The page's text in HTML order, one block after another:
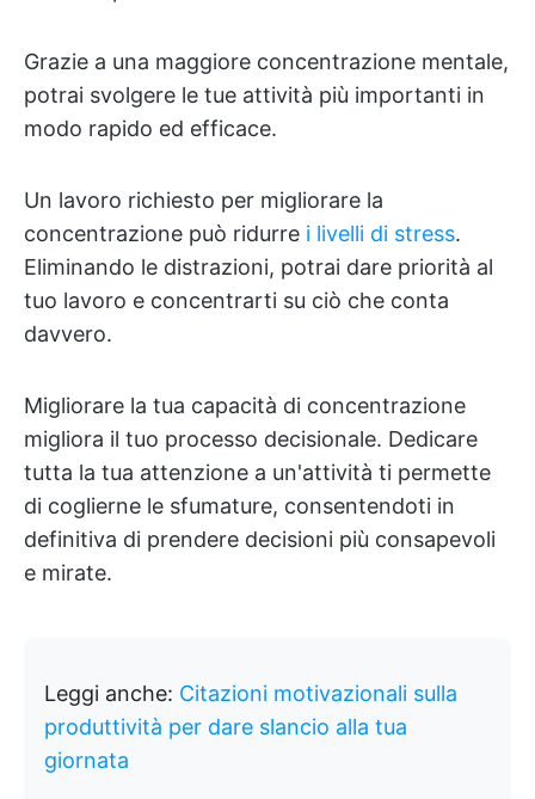
Grazie a una maggiore concentrazione mentale,
potrai svolgere le tue attività più importanti in
modo rapido ed efficace.
Un lavoro richiesto per migliorare la
concentrazione può ridurre i livelli di stress.
Eliminando le distrazioni, potrai dare priorità al
tuo lavoro e concentrarti su ciò che conta
davvero.
Migliorare la tua capacità di concentrazione
migliora il tuo processo decisionale. Dedicare
tutta la tua attenzione a un'attività ti permette
di coglierne le sfumature, consentendoti in
definitiva di prendere decisioni più consapevoli
e mirate.
Leggi anche: Citazioni motivazionali sulla
produttività per dare slancio alla tua
giornata